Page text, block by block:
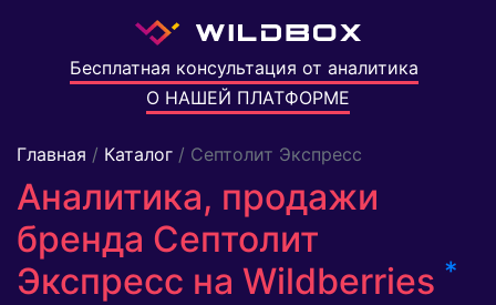
Бесплатная консультация от аналитика
О НАШЕЙ ПЛАТФОРМЕ
Главная / Каталог / Септолит Экспресс
Аналитика, продажи
бренда Септолит
Экспресс на Wildberries *